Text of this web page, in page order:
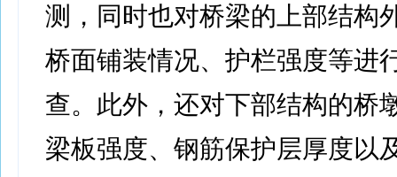
测，同时也对桥梁的上部结构
桥面铺装情况、护栏强度等进
查。此外，还对下部结构的桥
梁板强度、钢筋保护层厚度以